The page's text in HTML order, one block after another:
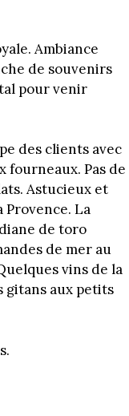
Ambiance
de souvenirs
pour venir
des clients avec
fourneaux. Pas de
Astucieux et
Provence. La
de toro
de mer au
vins de la
gitans aux petits